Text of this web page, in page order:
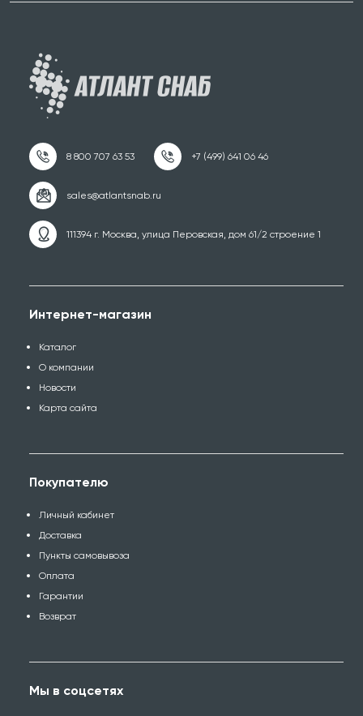
111394 г. Москва, улица Перовская, дом 61/2 строение 1
Интернет-магазин
Каталог
О компании
Новости
Карта сайта
Покупателю
Личный кабинет
Доставка
Пункты самовывоза
Оплата
Гарантии
Возврат
Мы в соцсетях